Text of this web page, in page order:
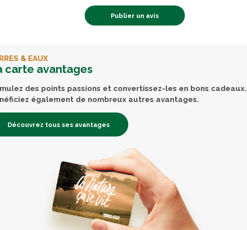
Publier un avis
& EAUX
carte avantages
des points passions et convertissez-les en bons cadeaux.
également de nombreux autres avantages.
Découvrez tous ses avantages